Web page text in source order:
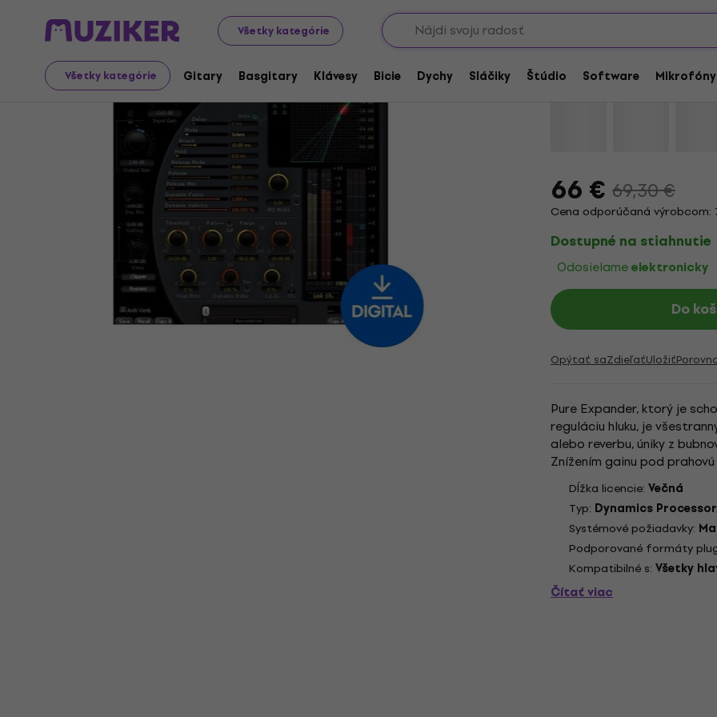
Všetky kategórie
Všetky kategórie Gitary Basgitary Klávesy Bicie Dychy Sláčiky Štúdio Software Mikrofóny
Hudobné nástroje Štúdio Štúdiový software Softwarové Plug-In FX procesory
Flux Pure Expander
Značka:FluxKód produktu:
66 € 69,30 €
Cena odporúčaná výrobcom:
Dostupné na stiahnutie
Odosielameelektronicky
Do
Opýtať saZdieľaťUložiť
Pure Expander, ktorý je
reguláciu hluku, je
alebo reverbu, úniky z
Znížením gainu pod
materiálom, čo uľahčuje
Dĺžka licencie: Večná
Typ: Dynamics
Systémové požiadavky:
Podporované formáty
Kompatibilné s: Všetky
Čítať viac